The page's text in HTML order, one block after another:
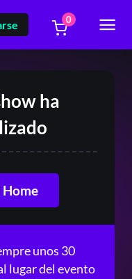
0
ha
Home
unos 30
lugar del evento